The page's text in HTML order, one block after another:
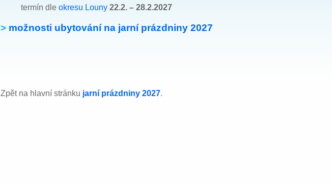
termín dle okresu Louny 22.2. – 28.2.2027
> možnosti ubytování na jarní prázdniny 2027
Zpět na hlavní stránku jarní prázdniny 2027.